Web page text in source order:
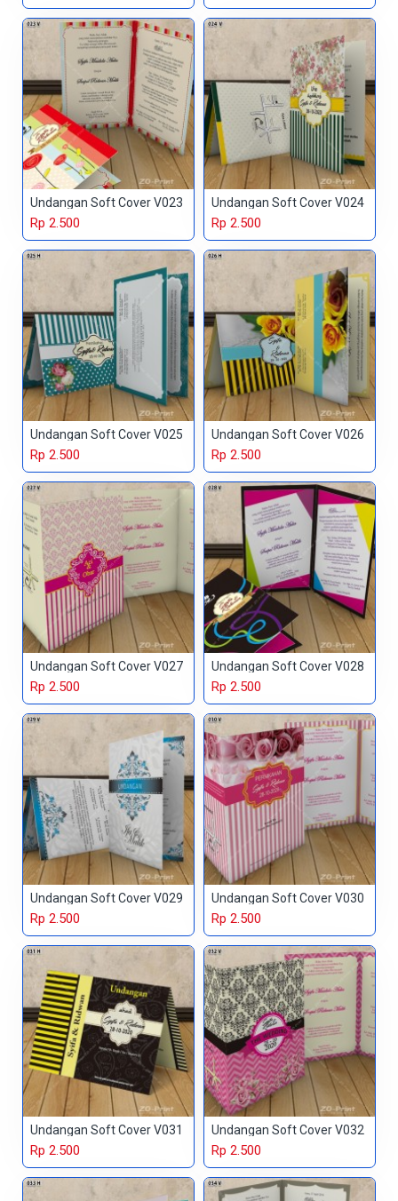
Undangan Soft Cover V023
Rp 2.500
Undangan Soft Cover V024
Rp 2.500
Undangan Soft Cover V025
Rp 2.500
Undangan Soft Cover V026
Rp 2.500
Undangan Soft Cover V027
Rp 2.500
Undangan Soft Cover V028
Rp 2.500
Undangan Soft Cover V029
Rp 2.500
Undangan Soft Cover V030
Rp 2.500
Undangan Soft Cover V031
Rp 2.500
Undangan Soft Cover V032
Rp 2.500